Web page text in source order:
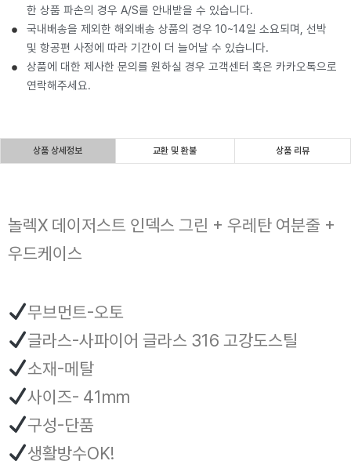
한 상품 파손의 경우 A/S를 안내받을 수 있습니다.
국내배송을 제외한 해외배송 상품의 경우 10~14일 소요되며, 선박
및 항공편 사정에 따라 기간이 더 늘어날 수 있습니다.
상품에 대한 제사한 문의를 원하실 경우 고객센터 혹은 카카오톡으로
연락해주세요.
상품 상세정보 교환 및 환불 상품 리뷰
놀렉X 데이저스트 인덱스 그린 + 우레탄 여분줄 +
우드케이스
무브먼트-오토
글라스-사파이어 글라스 316 고강도스틸
소재-메탈
사이즈- 41mm
구성-단품
생활방수OK!